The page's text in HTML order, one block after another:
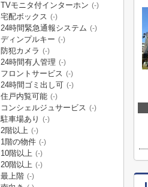
TVモニタ付インターホン (-)
宅配ボックス (-)
24時間緊急通報システム (-)
ディンプルキー (-)
防犯カメラ (-)
24時間有人管理 (-)
フロントサービス (-)
24時間ゴミ出し可 (-)
住戸内覧可能 (-)
コンシェルジュサービス (-)
駐車場あり (-)
2階以上 (-)
1階の物件 (-)
10階以上 (-)
20階以上 (-)
最上階 (-)